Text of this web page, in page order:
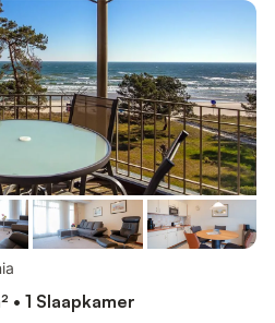
m en 1,60 x 2,00 m. De bank
kunnen het hele jaar door
• 1 Slaapkamer